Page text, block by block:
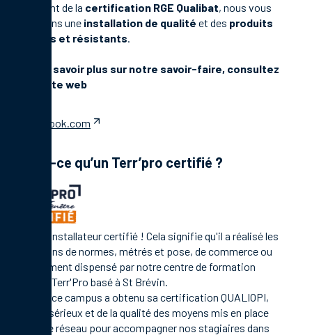
Disposant de la certification RGE Qualibat, nous vous
proposons une installation de qualité et des produits
durables et résistants.
Pour en savoir plus sur notre savoir-faire, consultez
notre site web
facebook.com
Qu’est-ce qu’un Terr’pro certifié ?
C'est un installateur certifié ! Cela signifie qu'il a réalisé les
formations de normes, métrés et pose, de commerce ou
management dispensé par notre centre de formation
Campus Terr'Pro basé à St Brévin.
En 2021, ce campus a obtenu sa certification QUALIOPI,
gage de sérieux et de la qualité des moyens mis en place
par notre réseau pour accompagner nos stagiaires dans